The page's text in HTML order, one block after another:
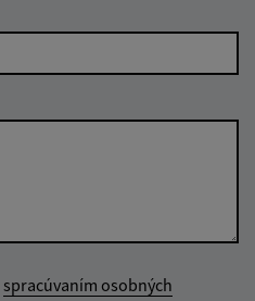
spracúvaním osobných